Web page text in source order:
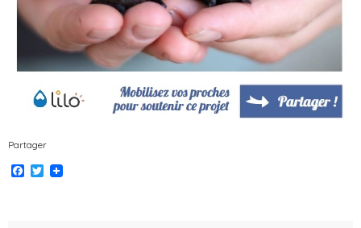
Partager
Facebook
Twitter